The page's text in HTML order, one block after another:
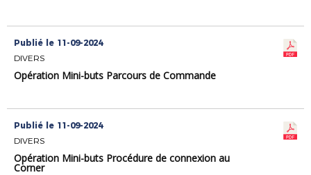
Publié le 11-09-2024
DIVERS
Opération Mini-buts Parcours de Commande
Publié le 11-09-2024
DIVERS
Opération Mini-buts Procédure de connexion au
Corner